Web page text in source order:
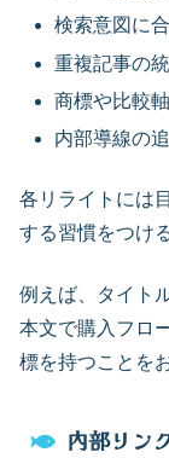
検索意図に
重複記事の
商標や比較
内部導線の
各リライトには
する習慣をつけ
例えば、タイト
本文で購入フロ
標を持つことを
内部リン